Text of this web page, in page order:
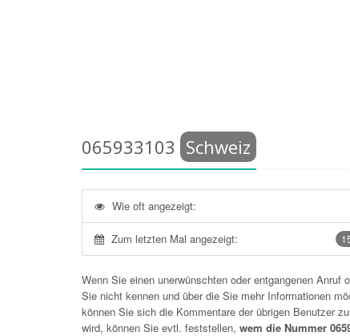
065933103 Schweiz
Wie oft angezeigt:
Zum letzten Mal angezeigt:
Wenn Sie einen unerwünschten oder entgangenen Anruf
Sie nicht kennen und über die Sie mehr Informationen
können Sie sich die Kommentare der übrigen Benutzer
wird, können Sie evtl. feststellen, wem die Nummer